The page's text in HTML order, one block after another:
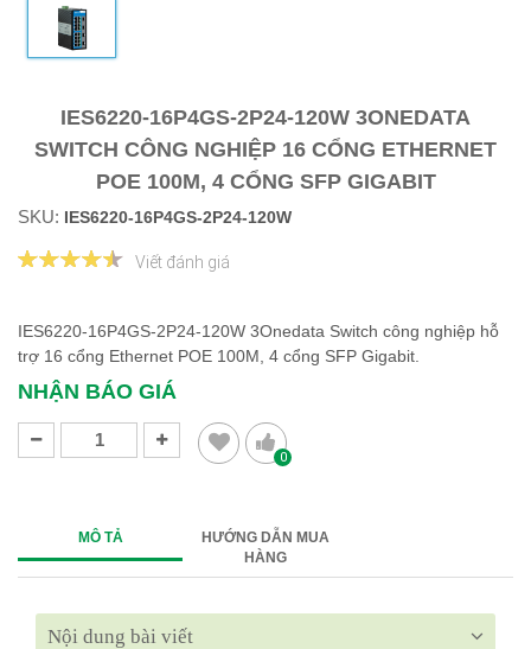
IES6220-16P4GS-2P24-120W 3ONEDATA
SWITCH CÔNG NGHIỆP 16 CỔNG ETHERNET
POE 100M, 4 CỔNG SFP GIGABIT
SKU: IES6220-16P4GS-2P24-120W
Viết đánh giá
IES6220-16P4GS-2P24-120W 3Onedata Switch công nghiệp hỗ
trợ 16 cổng Ethernet POE 100M, 4 cổng SFP Gigabit.
NHẬN BÁO GIÁ
0
MÔ TẢ
HƯỚNG DẪN MUA
HÀNG
Nội dung bài viết